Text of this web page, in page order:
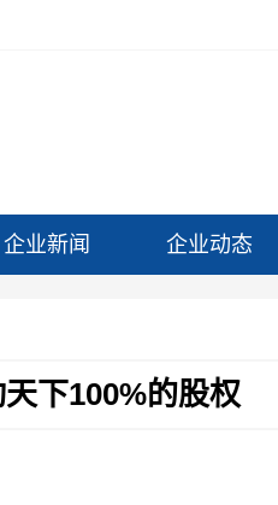
企业新闻 企业动态
下100%的股权